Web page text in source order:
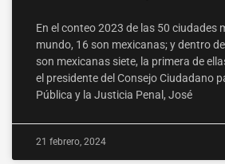
En el conteo 2023 de las 50 ciudades
mundo, 16 son mexicanas; y dentro
son mexicanas siete, la primera de
el presidente del Consejo Ciudadano
Pública y la Justicia Penal, José
21 febrero, 2024